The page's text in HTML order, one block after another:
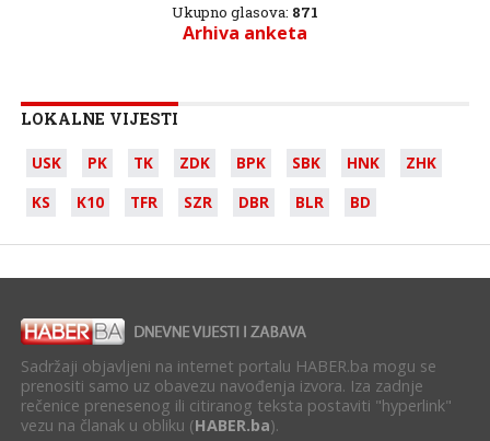
Ukupno glasova: 871
Arhiva anketa
LOKALNE VIJESTI
USK PK TK ZDK BPK SBK HNK
ZHK
KS
K10 TFR SZR DBR BLR BD
Sadržaji objavljeni na internet portalu HABER.ba mogu se
prenositi samo uz obavezu navođenja izvora. Iza zadnje
rečenice prenesenog ili citiranog teksta postaviti "hyperlink"
vezu na članak u obliku (HABER.ba).